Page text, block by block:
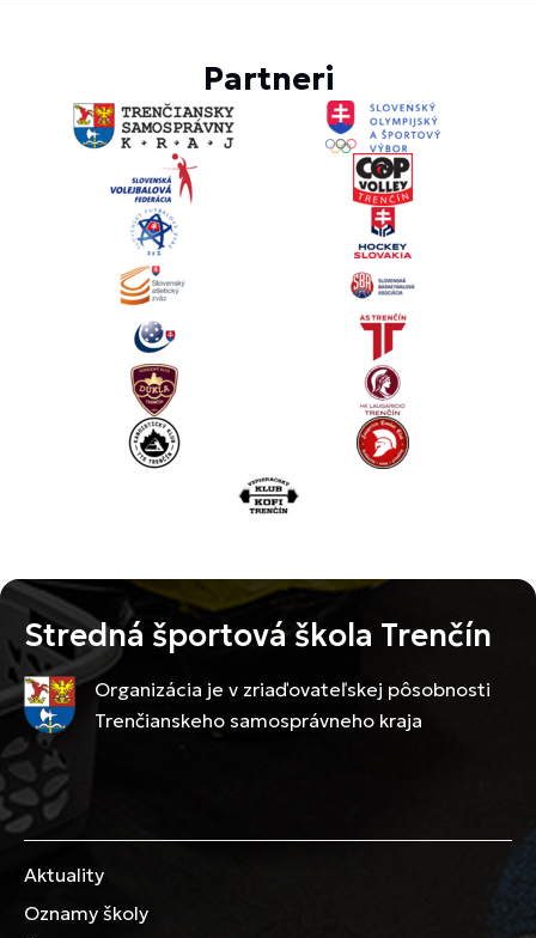
Partneri
Stredná športová škola Trenčín
Organizácia je v zriaďovateľskej pôsobnosti
Trenčianskeho samosprávneho kraja
Aktuality
Oznamy školy